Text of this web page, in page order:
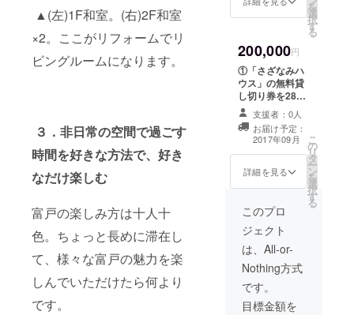
▲(左)1F和室。(右)2F和室
×2。ここがリフォームでリ
ビングルームになります。
３．非日常の空間で過ごす
時間を好きな方法で、好き
なだけ楽しむ
富戸の楽しみ方は十人十
色。ちょっと長めに滞在し
て、様々な富戸の魅力を楽
しんでいただけたら何より
です。
予定のボードに
支援者の方全員
のお名前を記載
させていただき
ます。
を
選
択
す
る
200,000円
①「さざなみハ
ウス」の無料貸
し切り券を28日
分プレゼントし
ます。 ②「さざ
なみハウス」の
オリジナルTシャ
ツを１枚プレゼ
ントします。
グルームに設置
支援者の方全員
のお名前を記載
させていただき
ます。
支援者：0人
お届け予定：
2017年09月
詳細を見る
こ
の
リ
タ
ー
ン
を
選
択
す
る
このプロ
ジェクト
は、All-or-
Nothing方式
です。
目標金額を